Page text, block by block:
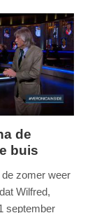
de
buis
zomer weer
Wilfred,
september